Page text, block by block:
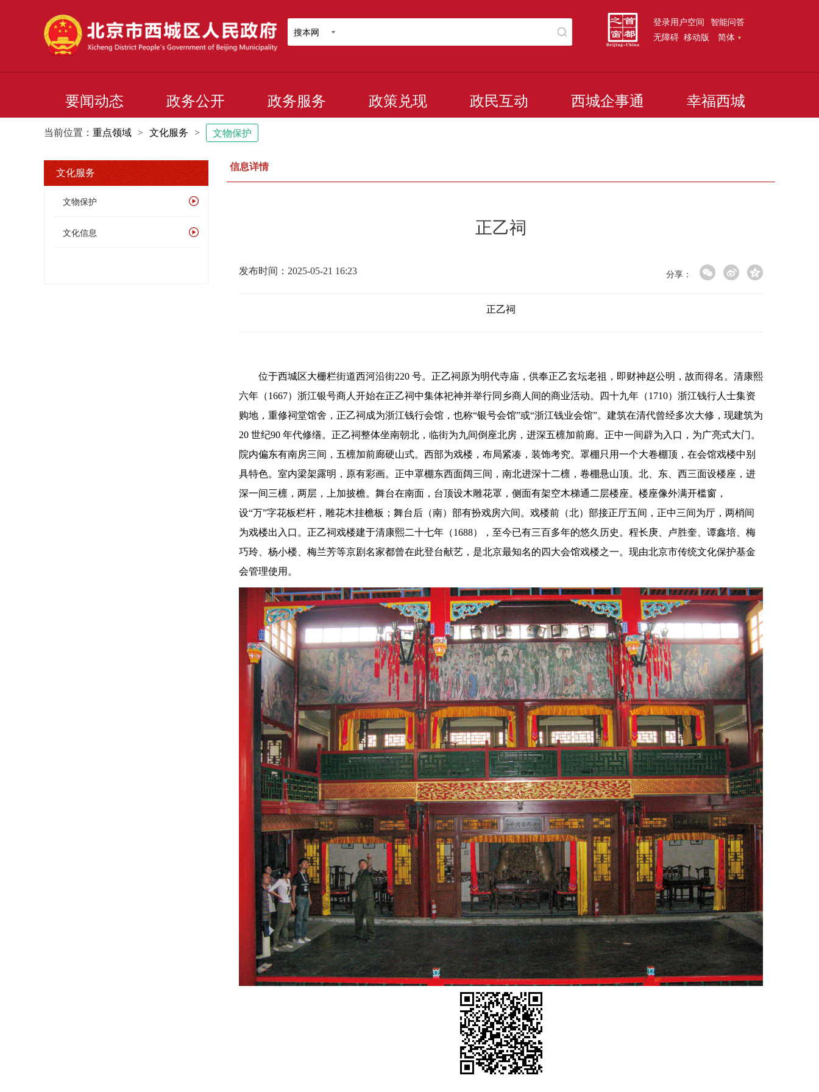
搜本网
登录用户空间 智能问答
无障碍 移动版 简体
要闻动态 政务公开 政务服务 政策兑现 政民互动 西城企事通 幸福西城
当前位置： 重点领域 > 文化服务 > 文物保护
文化服务
文物保护
文化信息
信息详情
正乙祠
发布时间：2025-05-21 16:23 分享：
正乙祠
位于西城区大栅栏街道西河沿街220 号。正乙祠原为明代寺庙，供奉正乙玄坛老祖，即财神赵公明，故而得名。清康熙
六年（1667）浙江银号商人开始在正乙祠中集体祀神并举行同乡商人间的商业活动。四十九年（1710）浙江钱行人士集资
购地，重修祠堂馆舍，正乙祠成为浙江钱行会馆，也称“银号会馆”或“浙江钱业会馆”。建筑在清代曾经多次大修，现建筑为
20 世纪90 年代修缮。正乙祠整体坐南朝北，临街为九间倒座北房，进深五檩加前廊。正中一间辟为入口，为广亮式大门。
院内偏东有南房三间，五檩加前廊硬山式。西部为戏楼，布局紧凑，装饰考究。罩棚只用一个大卷棚顶，在会馆戏楼中别
具特色。室内梁架露明，原有彩画。正中罩棚东西面阔三间，南北进深十二檩，卷棚悬山顶。北、东、西三面设楼座，进
深一间三檩，两层，上加披檐。舞台在南面，台顶设木雕花罩，侧面有架空木梯通二层楼座。楼座像外满开槛窗，
设“万”字花板栏杆，雕花木挂檐板；舞台后（南）部有扮戏房六间。戏楼前（北）部接正厅五间，正中三间为厅，两梢间
为戏楼出入口。正乙祠戏楼建于清康熙二十七年（1688），至今已有三百多年的悠久历史。程长庚、卢胜奎、谭鑫培、梅
巧玲、杨小楼、梅兰芳等京剧名家都曾在此登台献艺，是北京最知名的四大会馆戏楼之一。现由北京市传统文化保护基金
会管理使用。